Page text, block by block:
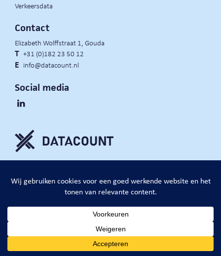
Verkeersdata
Contact
Elizabeth Wolffstraat 1, Gouda
T +31 (0)182 23 50 12
E info@datacount.nl
Social media
DataCount B.V.
privacy policy
algemene voorwaarden